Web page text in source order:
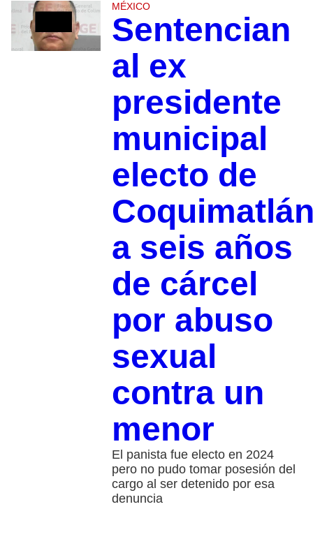
MÉXICO
Sentencian
al ex
presidente
municipal
electo de
a seis años
de cárcel
por abuso
sexual
contra un
menor
El panista fue electo en 2024
pero no pudo tomar posesión del
cargo al ser detenido por esa
denuncia